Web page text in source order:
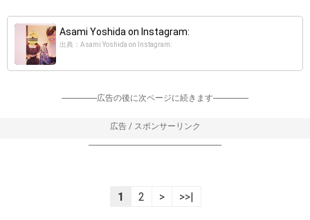
Asami Yoshida on Instagram:
出典：Asami Yoshida on Instagram:
-----------------広告の後に次ページに続きます-----------------
広告 / スポンサーリンク
----------------------------------------------------------------
1 2 > >>|